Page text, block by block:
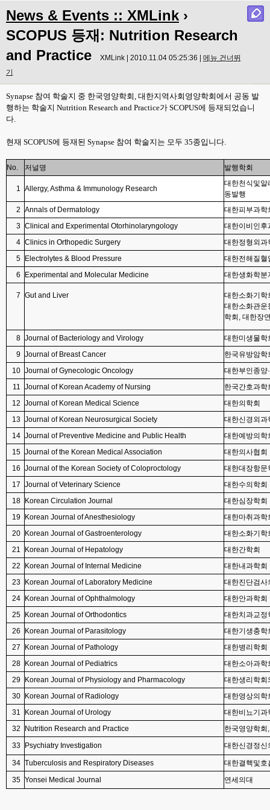
News & Events :: XMLink ›
SCOPUS 등재: Nutrition Research
and Practice
XMLink | 2010.11.04 05:25:36 | 메뉴 건너뛰
기
Synapse 참여 학술지 중 한국영양학회, 대한지역사회영양학회에서 공동 발
행하는 학술지 Nutrition Research and Practice가 SCOPUS에 등재되었습니
다.
현재 SCOPUS에 등재된 Synapse 참여 학술지는 모두 35종입니다.
No. 저널명 발행학회
1 Allergy, Asthma & Immunology Research
대한천식및알
동발행
2 Annals of Dermatology
대한피부과학
3 Clinical and Experimental Otorhinolaryngology
대한이비인후
4 Clinics in Orthopedic Surgery
대한정형외과
5
Electrolytes & Blood Pressure
대한전해질혈
6
Experimental and Molecular Medicine 대한생화학분
7 Gut and Liver
대한소화기학
대한소화관운
학회, 대한장
8 Journal of Bacteriology and Virology
대한미생물학
9 Journal of Breast Cancer
한국유방암학
10 Journal of Gynecologic Oncology
대한부인종양
11 Journal of Korean Academy of Nursing
한국간호과학
12 Journal of Korean Medical Science
대한의학회
13 Journal of Korean Neurosurgical Society
대한신경외과
14 Journal of Preventive Medicine and Public Health
대한예방의학
15 Journal of the Korean Medical Association
대한의사협회
16 Journal of the Korean Society of Coloproctology
대한대장항문
17 Journal of Veterinary Science
대한수의학회
18
Korean Circulation Journal
대한심장학회
19
Korean Journal of Anesthesiology
대한마취과학
20
Korean Journal of Gastroenterology
대한소화기학
21
Korean Journal of Hepatology
대한간학회
22
Korean Journal of Internal Medicine
대한내과학회
23
Korean Journal of Laboratory Medicine
대한진단검사
24
Korean Journal of Ophthalmology
대한안과학회
25
Korean Journal of Orthodontics
대한치과교정
26
Korean Journal of Parasitology
대한기생충학
27
Korean Journal of Pathology
대한병리학회
28
Korean Journal of Pediatrics
대한소아과학
29
Korean Journal of Physiology and Pharmacology
대한생리학회
30
Korean Journal of Radiology
대한영상의학
31
Korean Journal of Urology
대한비뇨기과
32
Nutrition Research and Practice
한국영양학회
33
Psychiatry Investigation 대한신경정신
34 Tuberculosis and Respiratory Diseases
대한결핵및호
35 Yonsei Medical Journal 연세의대